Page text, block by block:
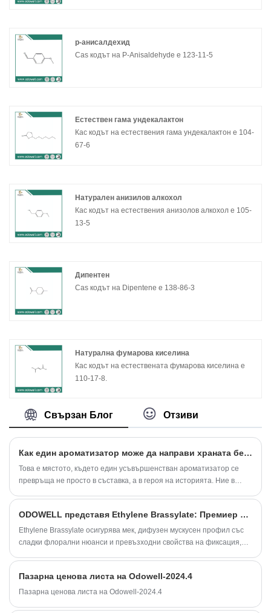
р-анисалдехид
Cas кодът на P-Anisaldehyde е 123-11-5
Естествен гама ундекалактон
Кас кодът на естествения гама ундекалактон е 104-
67-6
Натурален анизилов алкохол
Кас кодът на естествения анизолов алкохол е 105-
13-5
Дипентен
Cas кодът на Dipentene е 138-86-3
Натурална фумарова киселина
Кас кодът на естествената фумарова киселина е
110-17-8.
Свързан Блог Отзиви
Как един ароматизатор може да направи храната без захар действително вкусна
Това е мястото, където един усъвършенстван ароматизатор се
превръща не просто в съставка, а в героя на историята. Ние в
същевременно почитаме здравословния избор.
​ODOWELL представя Ethylene Brassylate: Премиер макроцикличен мускус за дълготрайно действие на аромата
Ethylene Brassylate осигурява мек, дифузен мускусен профил със
сладки флорални нюанси и превъзходни свойства на фиксация,
Пазарна ценова листа на Odowell-2024.4
Пазарна ценова листа на Odowell-2024.4